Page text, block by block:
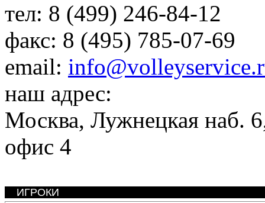
тел: 8 (499) 246-84-12
факс: 8 (495) 785-07-69
email:
наш адрес:
Москва, Лужнецкая наб.
офис 4
ИГРОКИ